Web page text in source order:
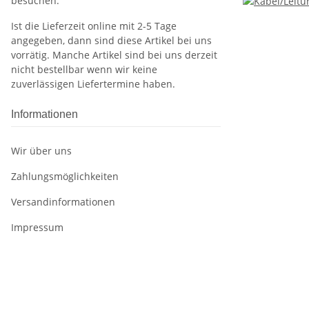
Ist die Lieferzeit online mit 2-5 Tage
angegeben, dann sind diese Artikel bei uns
vorrätig. Manche Artikel sind bei uns derzeit
nicht bestellbar wenn wir keine
zuverlässigen Liefertermine haben.
Informationen
Wir über uns
Zahlungsmöglichkeiten
Versandinformationen
Impressum